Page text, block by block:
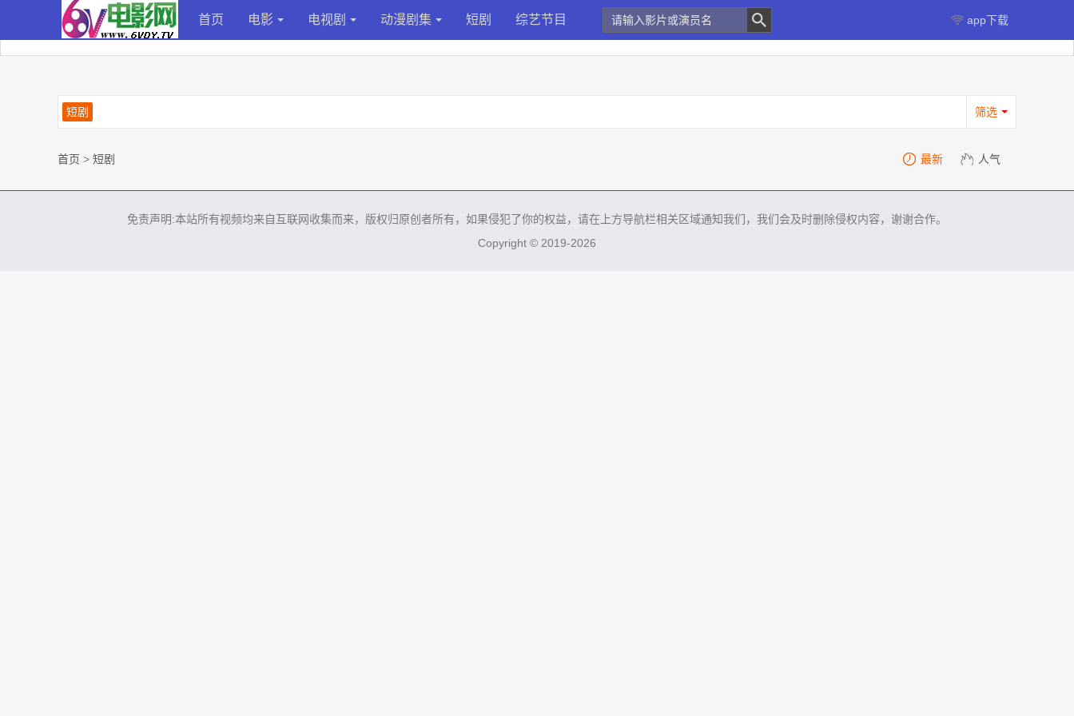
首页 电影 电视剧 动漫剧集 短剧 综艺节目 app下载
短剧 筛选
首页 > 短剧 最新 人气
免责声明:本站所有视频均来自互联网收集而来，版权归原创者所有，如果侵犯了你的权益，请在上方导航栏相关区域通知我们，我们会及时删除侵权内容，谢谢合作。
Copyright © 2019-2026